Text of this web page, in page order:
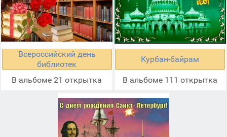
Всероссийский день
библиотек
В альбоме 21 открытка
Курбан-байрам
В альбоме 111 открытка